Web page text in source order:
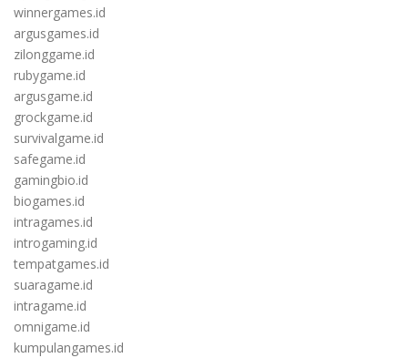
winnergames.id
argusgames.id
zilonggame.id
rubygame.id
argusgame.id
grockgame.id
survivalgame.id
safegame.id
gamingbio.id
biogames.id
intragames.id
introgaming.id
tempatgames.id
suaragame.id
intragame.id
omnigame.id
kumpulangames.id